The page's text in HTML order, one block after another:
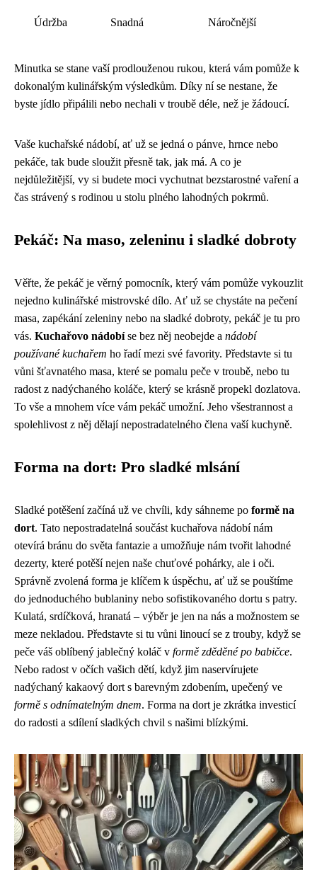
Údržba Snadná Náročnější
Minutka se stane vaší prodlouženou rukou, která vám pomůže k
dokonalým kulinářským výsledkům. Díky ní se nestane, že
byste jídlo připálili nebo nechali v troubě déle, než je žádoucí.
Vaše kuchařské nádobí, ať už se jedná o pánve, hrnce nebo
pekáče, tak bude sloužit přesně tak, jak má. A co je
nejdůležitější, vy si budete moci vychutnat bezstarostné vaření a
čas strávený s rodinou u stolu plného lahodných pokrmů.
Pekáč: Na maso, zeleninu i sladké dobroty
Věřte, že pekáč je věrný pomocník, který vám pomůže vykouzlit
nejedno kulinářské mistrovské dílo. Ať už se chystáte na pečení
masa, zapékání zeleniny nebo na sladké dobroty, pekáč je tu pro
vás. Kuchařovo nádobíse bez něj neobejde a nádobí
používané kuchařem ho řadí mezi své favority. Představte si tu
vůni šťavnatého masa, které se pomalu peče v troubě, nebo tu
radost z nadýchaného koláče, který se krásně propekl dozlatova.
To vše a mnohem více vám pekáč umožní. Jeho všestrannost a
spolehlivost z něj dělají nepostradatelného člena vaší kuchyně.
Forma na dort: Pro sladké mlsání
Sladké potěšení začíná už ve chvíli, kdy sáhneme po formě na
dort. Tato nepostradatelná součást kuchařova nádobí nám
otevírá bránu do světa fantazie a umožňuje nám tvořit lahodné
dezerty, které potěší nejen naše chuťové pohárky, ale i oči.
Správně zvolená forma je klíčem k úspěchu, ať už se pouštíme
do jednoduchého bublaniny nebo sofistikovaného dortu s patry.
Kulatá, srdíčková, hranatá – výběr je jen na nás a možnostem se
meze nekladou. Představte si tu vůni linoucí se z trouby, když se
peče váš oblíbený jablečný koláč v formě zděděné po babičce.
Nebo radost v očích vašich dětí, když jim naservírujete
nadýchaný kakaový dort s barevným zdobením, upečený ve
formě s odnímatelným dnem. Forma na dort je zkrátka investicí
do radosti a sdílení sladkých chvil s našimi blízkými.